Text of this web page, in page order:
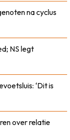
na cyclus
NS legt
‘Dit is
over relatie